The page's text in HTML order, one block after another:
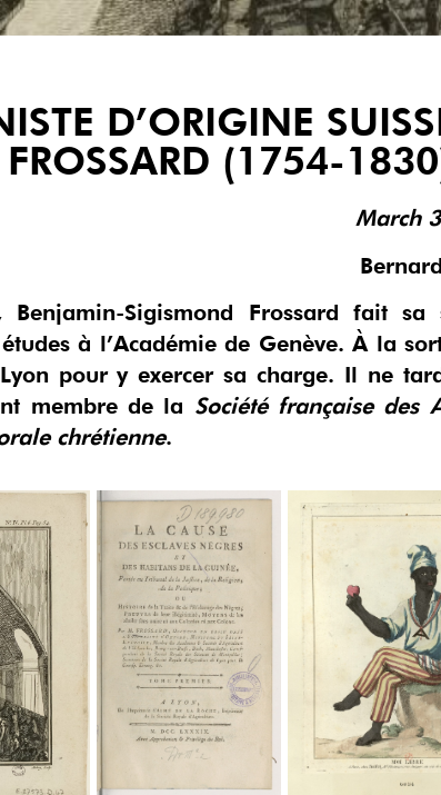
D’ORIGINE
(1754-
March
Bernard
Sigismond Frossard fait sa
à l’Académie de Genève. À la
pour y exercer sa charge. Il ne
membre de la Société française des
chrétienne.